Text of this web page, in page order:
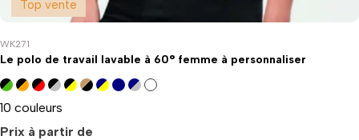
Top vente
WK271
Le polo de travail lavable à 60° femme à personnaliser
10 couleurs
Prix à partir de